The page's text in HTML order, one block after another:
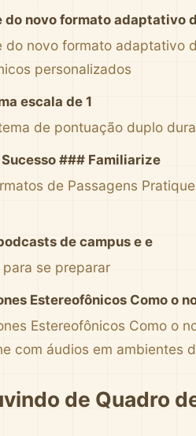
do novo formato adaptativo
do novo formato adaptativo
personalizados
escala de 1
de pontuação duplo
### Familiarize
de Passagens
de campus e e
se preparar
Estereofônicos Como o
Estereofônicos Como o
com áudios em ambientes
de Quadro